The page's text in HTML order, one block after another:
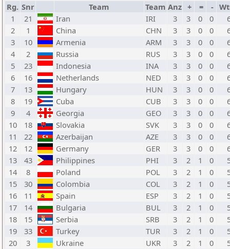
Rg. Snr Team Team Anz + = -
1
21 Iran IRI 3 3 0 0
2
1 China CHN 3 3 0 0
3
10 Armenia ARM 3 3 0 0
4
2 Russia RUS 3 3 0 0
5
23 Indonesia INA 3 3 0 0
6
16 Netherlands NED 3 3 0 0
7
13 Hungary HUN 3 3 0 0
8
19 Cuba CUB 3 3 0 0
9
4 Georgia GEO 3 3 0 0
10
18 Slovakia SVK 3 3 0 0
11
22 Azerbaijan AZE 3 3 0 0
12
12 Germany GER 3 3 0 0
13
43 Philippines PHI 3 2 1 0
14
8 Poland POL 3 2 1 0
15
30 Colombia COL 3 2 1 0
16
11 Spain ESP 3 2 1 0
17
14 Bulgaria BUL 3 2 1 0
18
15 Serbia SRB 3 2 1 0
19
33 Turkey TUR 3 2 1 0
20
3 Ukraine UKR 3 2 1 0